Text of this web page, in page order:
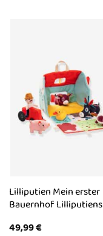
Lilliputien Mein erster
Bauernhof Lilliputiens
49,99€